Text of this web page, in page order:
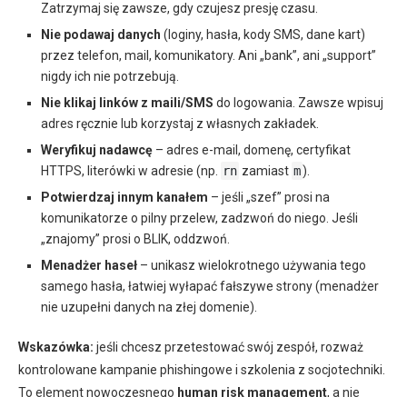
Zatrzymaj się zawsze, gdy czujesz presję czasu.
Nie podawaj danych (loginy, hasła, kody SMS, dane kart)
przez telefon, mail, komunikatory. Ani „bank”, ani „support”
nigdy ich nie potrzebują.
Nie klikaj linków z maili/SMS do logowania. Zawsze wpisuj
adres ręcznie lub korzystaj z własnych zakładek.
Weryfikuj nadawcę – adres e-mail, domenę, certyfikat
HTTPS, literówki w adresie (np.
rn zamiast m).
Potwierdzaj innym kanałem – jeśli „szef” prosi na
komunikatorze o pilny przelew, zadzwoń do niego. Jeśli
„znajomy” prosi o BLIK, oddzwoń.
Menadżer haseł – unikasz wielokrotnego używania tego
samego hasła, łatwiej wyłapać fałszywe strony (menadżer
nie uzupełni danych na złej domenie).
Wskazówka: jeśli chcesz przetestować swój zespół, rozważ
kontrolowane kampanie phishingowe i szkolenia z socjotechniki.
To element nowoczesnego human risk management, a nie